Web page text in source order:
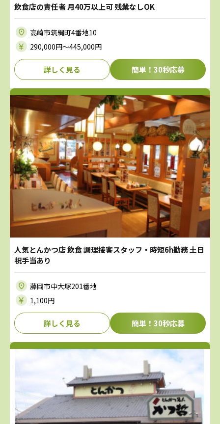
飲食店の責任者 月40万以上可 残業なしOK
高崎市筑縄町4番地10
290,000円〜445,000円
詳しく見る 簡単！30秒応募
人気とんかつ店 飲食 調理接客スタッフ・時短6h勤務 土日
祝手当あり
藤岡市中大塚201番地
1,100円
詳しく見る 簡単！30秒応募